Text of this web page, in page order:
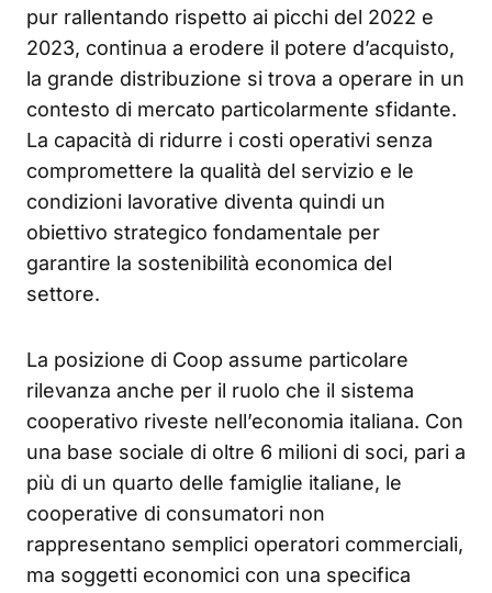
pur rallentando rispetto ai picchi del 2022 e
2023, continua a erodere il potere d’acquisto,
la grande distribuzione si trova a operare in un
contesto di mercato particolarmente sfidante.
La capacità di ridurre i costi operativi senza
compromettere la qualità del servizio e le
condizioni lavorative diventa quindi un
obiettivo strategico fondamentale per
garantire la sostenibilità economica del
settore.
La posizione di Coop assume particolare
rilevanza anche per il ruolo che il sistema
cooperativo riveste nell’economia italiana. Con
una base sociale di oltre 6 milioni di soci, pari a
più di un quarto delle famiglie italiane, le
cooperative di consumatori non
rappresentano semplici operatori commerciali,
ma soggetti economici con una specifica